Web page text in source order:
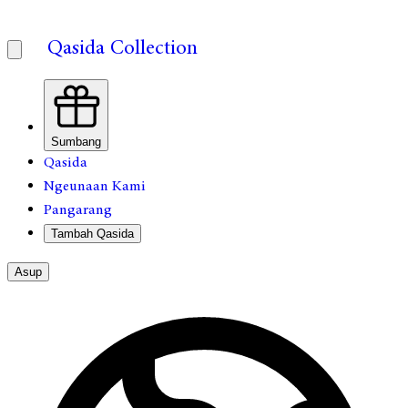
Qasida Collection
Sumbang
Qasida
Ngeunaan Kami
Pangarang
Tambah Qasida
Asup